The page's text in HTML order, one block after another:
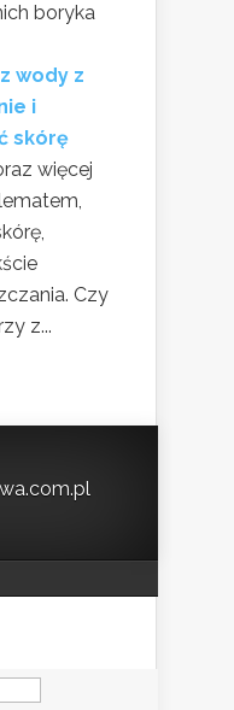
boryka
wody z
i
skórę
więcej
Czy
z...